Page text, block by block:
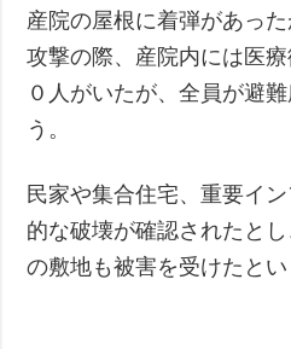
産院の屋根に着弾があった
攻撃の際、産院内には医
０人がいたが、全員が避
う。
民家や集合住宅、重要イ
的な破壊が確認されたと
の敷地も被害を受けたとい